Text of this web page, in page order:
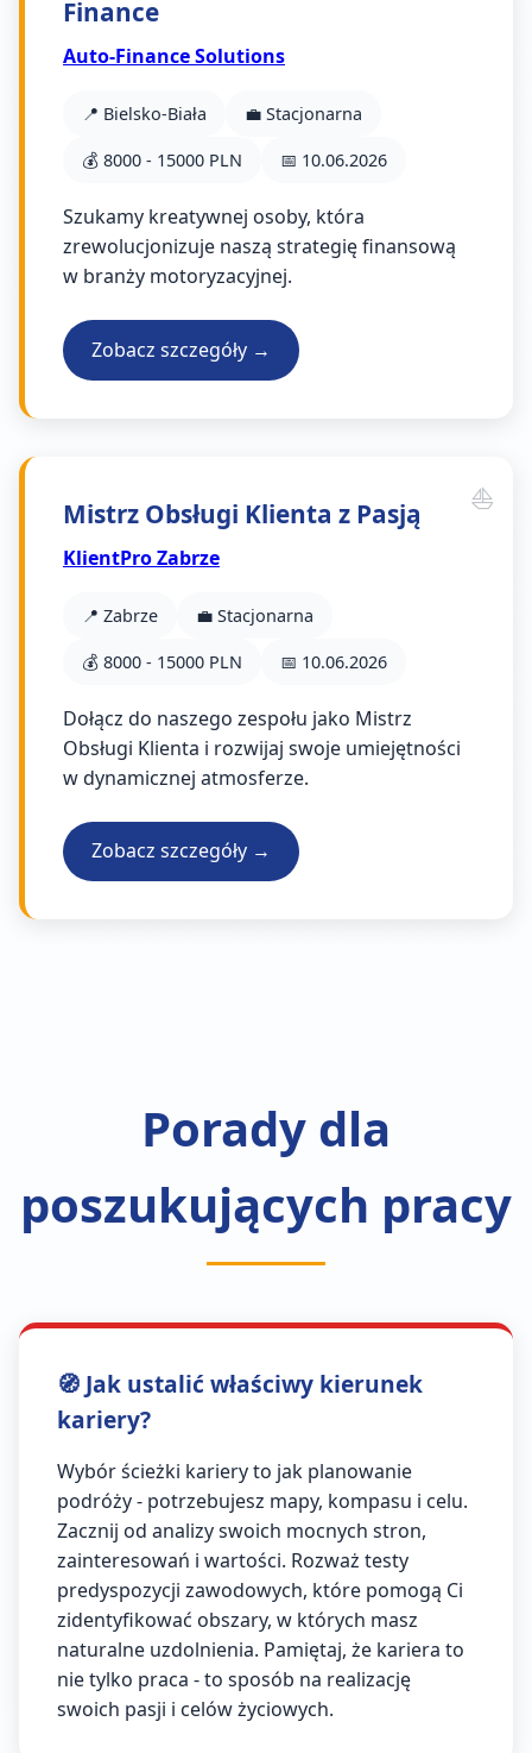
Finance
Auto-Finance Solutions
📍 Bielsko-Biała 💼 Stacjonarna
💰 8000 - 15000 PLN 📅 10.06.2026
Szukamy kreatywnej osoby, która
zrewolucjonizuje naszą strategię finansową
w branży motoryzacyjnej.
Zobacz szczegóły →
Mistrz Obsługi Klienta z Pasją
KlientPro Zabrze
📍 Zabrze 💼 Stacjonarna
💰 8000 - 15000 PLN 📅 10.06.2026
Dołącz do naszego zespołu jako Mistrz
Obsługi Klienta i rozwijaj swoje umiejętności
w dynamicznej atmosferze.
Zobacz szczegóły →
Porady dla
poszukujących pracy
🧭 Jak ustalić właściwy kierunek
kariery?
Wybór ścieżki kariery to jak planowanie
podróży - potrzebujesz mapy, kompasu i celu.
Zacznij od analizy swoich mocnych stron,
zainteresowań i wartości. Rozważ testy
predyspozycji zawodowych, które pomogą Ci
zidentyfikować obszary, w których masz
naturalne uzdolnienia. Pamiętaj, że kariera to
nie tylko praca - to sposób na realizację
swoich pasji i celów życiowych.